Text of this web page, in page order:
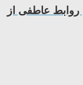
عاطفی از